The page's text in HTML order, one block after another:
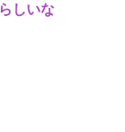
しいな